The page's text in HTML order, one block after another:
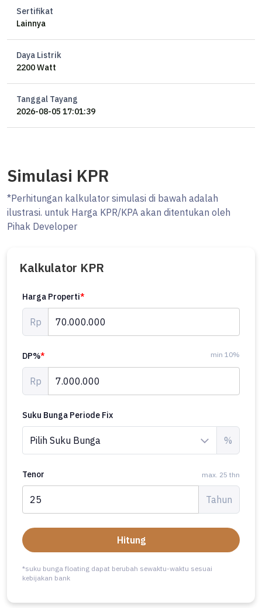
Sertifikat
Lainnya
Daya Listrik
2200 Watt
Tanggal Tayang
2026-08-05 17:01:39
Simulasi KPR
*Perhitungan kalkulator simulasi di bawah adalah
ilustrasi. untuk Harga KPR/KPA akan ditentukan oleh
Pihak Developer
Kalkulator KPR
Harga Properti*
Rp
DP%* min 10%
Rp
Suku Bunga Periode Fix
%
Tenor max. 25 thn
Tahun
Hitung
*suku bunga floating dapat berubah sewaktu-waktu sesuai
kebijakan bank